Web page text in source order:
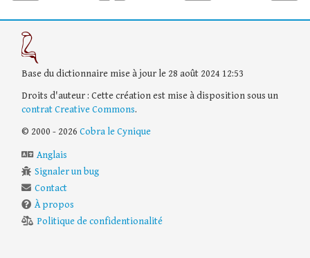
Base du dictionnaire mise à jour le 28 août 2024 12:53
Droits d'auteur : Cette création est mise à disposition sous un
contrat Creative Commons.
© 2000 - 2026 Cobra le Cynique
Anglais
Signaler un bug
Contact
À propos
Politique de confidentionalité